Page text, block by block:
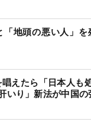
「地頭の悪い人」を
えたら「日本人も
いり」新法が中国